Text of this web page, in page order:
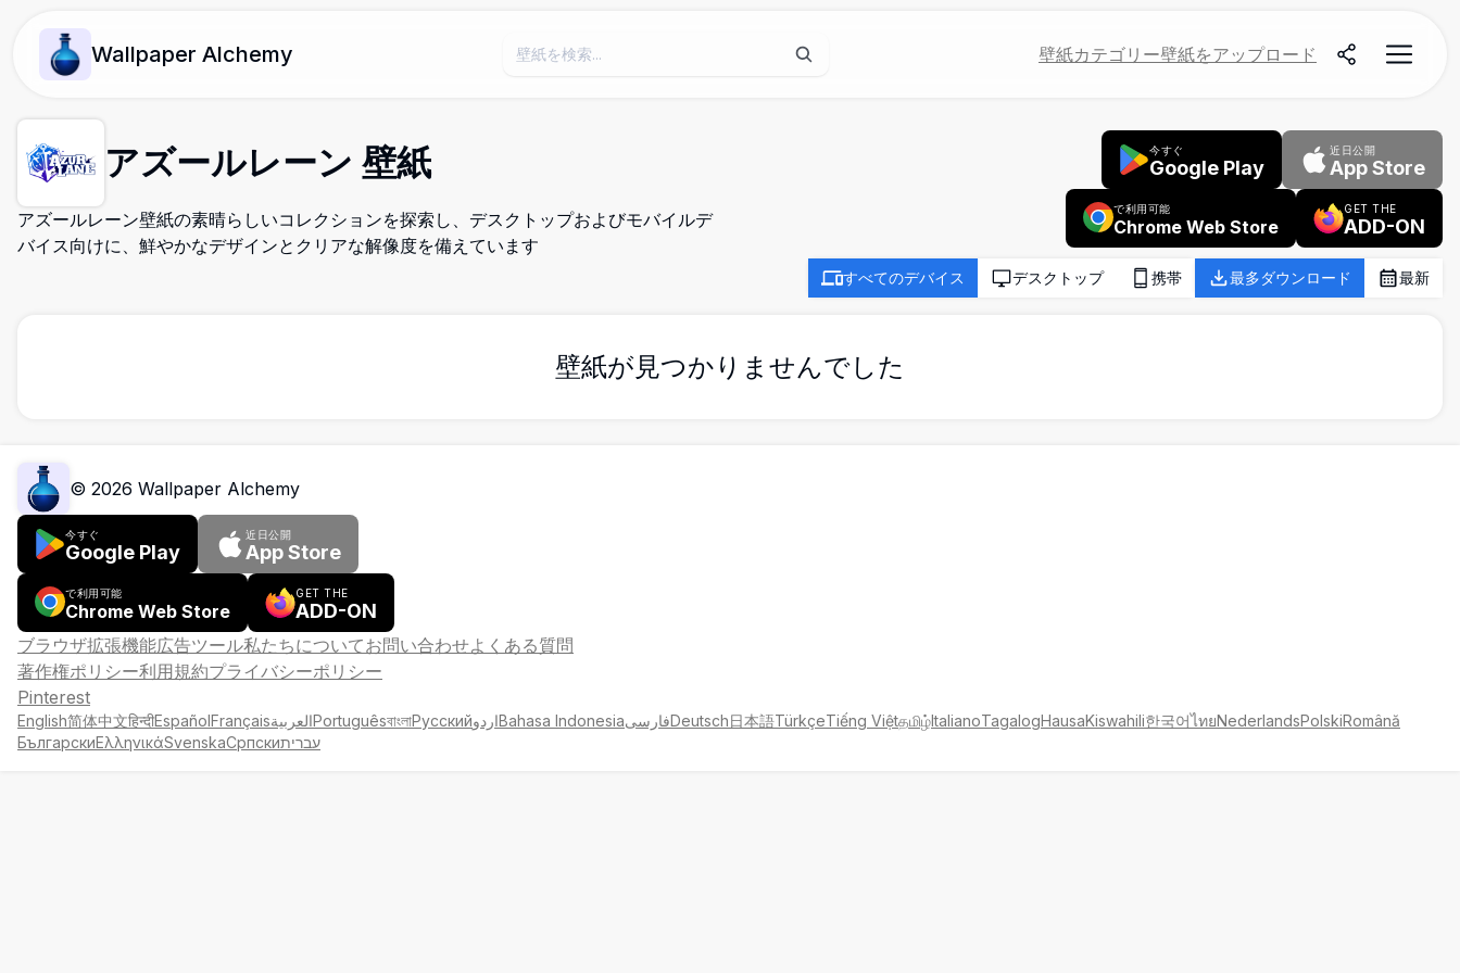
Wallpaper Alchemy 壁紙カテゴリー壁紙をアップロード
アズールレーン 壁紙
アズールレーン壁紙の素晴らしいコレクションを探索し、デスクトップおよびモバイルデ
バイス向けに、鮮やかなデザインとクリアな解像度を備えています
今すぐ
Google Play
近日公開
App Store
で利用可能
Chrome Web Store
GET THE
ADD-ON
すべてのデバイス デスクトップ 携帯 最多ダウンロード 最新
壁紙が見つかりませんでした
© 2026 Wallpaper Alchemy
今すぐ
Google Play
近日公開
App Store
で利用可能
Chrome Web Store
GET THE
ADD-ON
ブラウザ拡張機能広告ツール私たちについてお問い合わせよくある質問
著作権ポリシー利用規約プライバシーポリシー
Pinterest
English简体中文हिन्दीEspañolFrançaisالعربيةPortuguêsবাংলাРусскийاردوBahasa IndonesiaفارسیDeutsch日本語TürkçeTiếng Việtதமிழ்ItalianoTagalogHausaKiswahili한국어ไทยNederlandsPolskiRomână
БългарскиΕλληνικάSvenskaСрпскиעברית